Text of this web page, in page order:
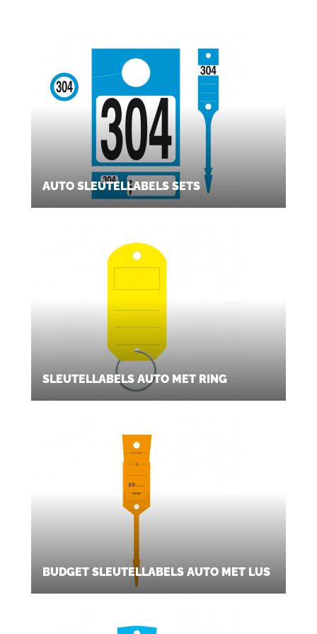
AUTO SLEUTELLABELS SETS
SLEUTELLABELS AUTO MET RING
BUDGET SLEUTELLABELS AUTO MET LUS